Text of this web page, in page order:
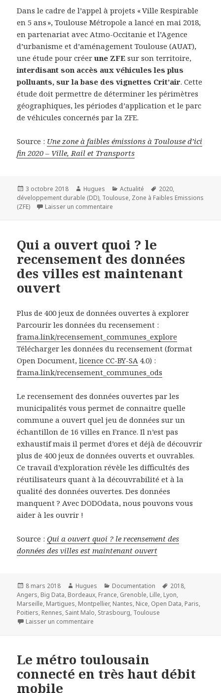
Dans le cadre de l’appel à projets « Ville Respirable
en 5 ans », Toulouse Métropole a lancé en mai 2018,
en partenariat avec Atmo-Occitanie et l’Agence
d’urbanisme et d’aménagement Toulouse (AUAT),
une étude pour créerune ZFE sur son territoire,
interdisant son accès aux véhicules les plus
polluants, sur la base des vignettes Crit’air. Cette
étude doit permettre de déterminer les périmètres
géographiques, les périodes d’application et le parc
de véhicules concernés par la ZFE.
Source : Une zone à faibles émissions à Toulouse d’ici
fin 2020 – Ville, Rail et Transports
Publié
le
3 octobre 2018 Auteur
Hugues Catégories
Actualité
Mots-
clés
2020,
développement durable (DD), Toulouse, Zone à Faibles Emissions
(ZFE)
Laisser un commentaire
Qui a ouvert quoi ? le
recensement des données
des villes est maintenant
ouvert
Plus de 400 jeux de données ouvertes à explorer
Parcourir les données du recensement :
frama.link/recensement_communes_explore
Télécharger les données du recensement (format
Open Document,licence CC-BY-SA 4.0) :
frama.link/recensement_communes_ods
Le recensement des données ouvertes par les
municipalités vous permet de connaitre quelle
commune a ouvert quel jeu de données sur un
échantillon de 16 villes en France. Il n’est pas
exhaustif mais il permet d’ores et déjà de découvrir
plus de 400 jeux de données ouverts et ouvrables.
Ce travail d’exploration révèle les difficultés des
réutilisateurs quant à la découvrabilité et à la
qualité des données ouvertes. Des données
manquent ? Avec DODOdata, nous pouvons vous
aider à les ouvrir !
Source :Qui a ouvert quoi ? le recensement des
données des villes est maintenant ouvert
Publié
le
8 mars 2018 Auteur
Hugues Catégories
Documentation
Mots-
clés
2018,
Angers, Big Data, Bordeaux, France, Grenoble, Lille, Lyon,
Marseille, Martigues, Montpellier, Nantes, Nice, Open Data, Paris,
Poitiers, Rennes, Saint Malo, Strasbourg, Toulouse
Laisser un commentaire
Le métro toulousain
connecté en très haut débit
mobile